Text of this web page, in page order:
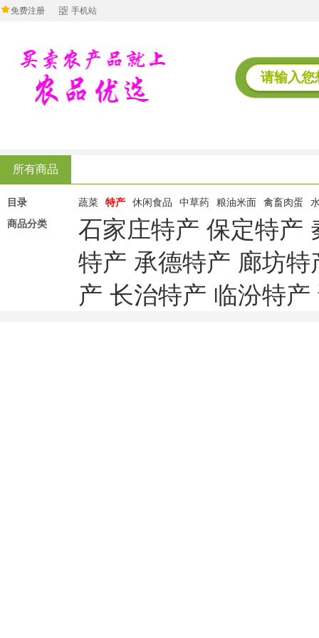
免费注册 手机站
所有商品
目录 蔬菜 特产 休闲食品 中草药 粮油米面 禽畜肉蛋
商品分类
石家庄特产 保定特产
特产 承德特产 廊坊特
产 长治特产 临汾特产